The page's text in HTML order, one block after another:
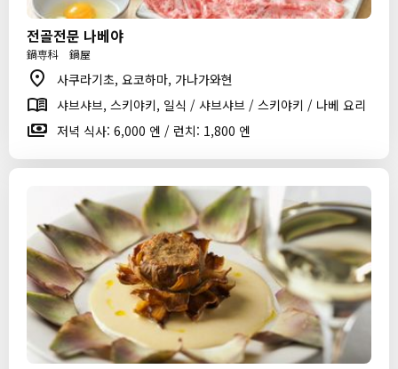
전골전문 나베야
鍋専科 鍋屋
사쿠라기초, 요코하마, 가나가와현
샤브샤브, 스키야키, 일식 / 샤브샤브 / 스키야키 / 나베 요리
저녁 식사: 6,000 엔 / 런치: 1,800 엔